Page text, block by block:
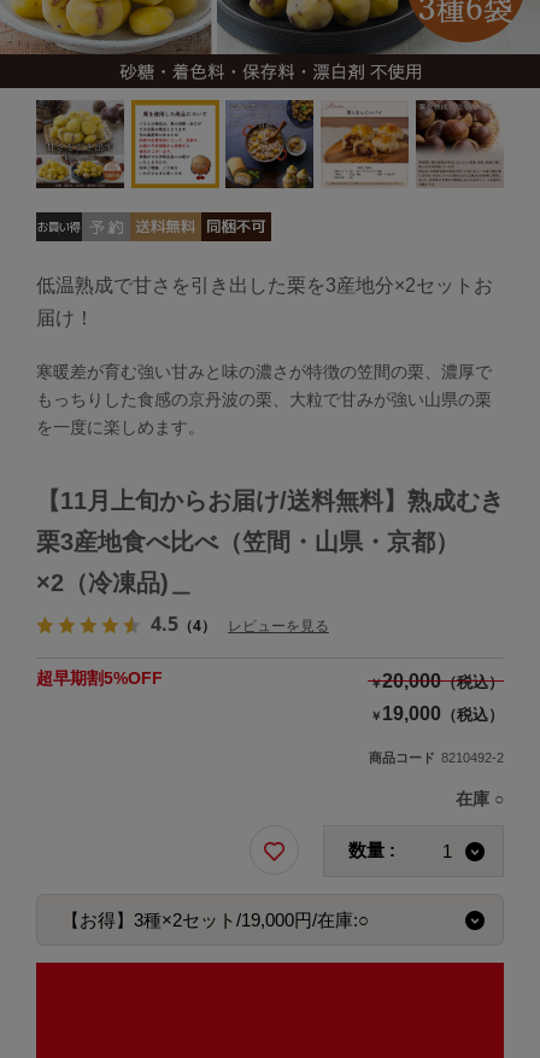
低温熟成で甘さを引き出した栗を3産地分×2セットお
届け！
寒暖差が育む強い甘みと味の濃さが特徴の笠間の栗、濃厚で
もっちりした食感の京丹波の栗、大粒で甘みが強い山県の栗
を一度に楽しめます。
【11月上旬からお届け/送料無料】熟成むき
栗3産地食べ比べ（笠間・山県・京都）
×2（冷凍品)＿
4.5（4） レビューを見る
超早期割5%OFF ￥20,000（税込）
￥ 19,000 （税込）
商品コード 8210492-2
在庫 ○
数量 :